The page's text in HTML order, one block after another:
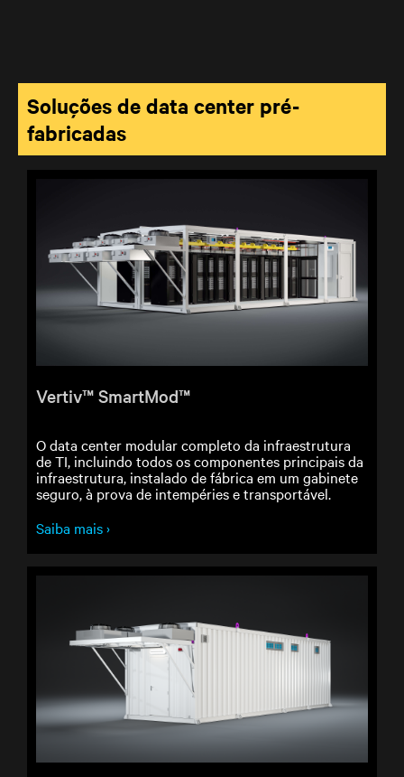
Soluções de data center pré-
fabricadas
Vertiv™ SmartMod™
O data center modular completo da infraestrutura
de TI, incluindo todos os componentes principais da
infraestrutura, instalado de fábrica em um gabinete
seguro, à prova de intempéries e transportável.
Saiba mais ›